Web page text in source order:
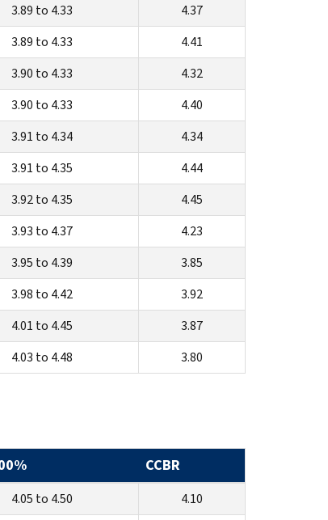
3.89 to 4.33
4.37
3.89 to 4.33
4.41
3.90 to 4.33
4.32
3.90 to 4.33
4.40
3.91 to 4.34
4.34
3.91 to 4.35
4.44
3.92 to 4.35
4.45
3.93 to 4.37
4.23
3.95 to 4.39
3.85
3.98 to 4.42
3.92
4.01 to 4.45
3.87
4.03 to 4.48 3.80
CCBR
4.05 to 4.50
4.10